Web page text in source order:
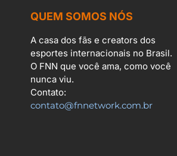
QUEM SOMOS NÓS
A casa dos fãs e creators dos
esportes internacionais no Brasil.
O FNN que você ama, como você
nunca viu.
Contato:
contato@fnnetwork.com.br